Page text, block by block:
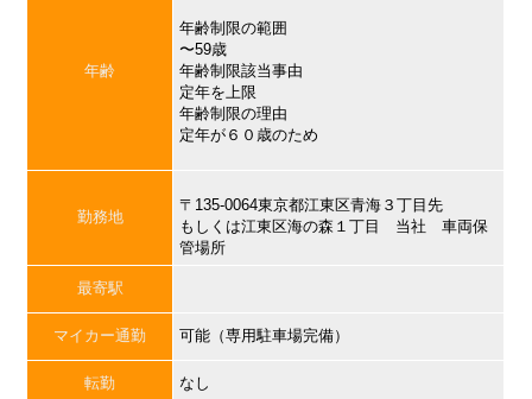
年齢
年齢制限の範囲
〜59歳
年齢制限該当事由
定年を上限
年齢制限の理由
定年が６０歳のため
勤務地
〒135-0064東京都江東区青海３丁目先
もしくは江東区海の森１丁目 当社 車両保
管場所
最寄駅
マイカー通勤 可能（専用駐車場完備）
転勤 なし